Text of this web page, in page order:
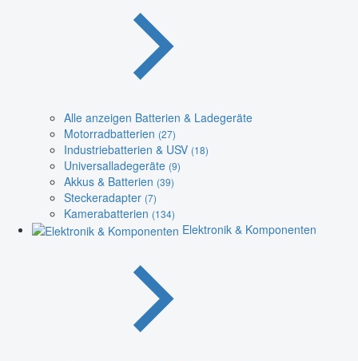
Alle anzeigen Batterien & Ladegeräte
Motorradbatterien (27)
Industriebatterien & USV (18)
Universalladegeräte (9)
Akkus & Batterien (39)
Steckeradapter (7)
Kamerabatterien (134)
Elektronik & Komponenten